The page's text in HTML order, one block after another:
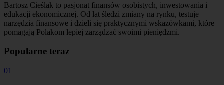
Bartosz Cieślak to pasjonat finansów osobistych, inwestowania i
edukacji ekonomicznej. Od lat śledzi zmiany na rynku, testuje
narzędzia finansowe i dzieli się praktycznymi wskazówkami, które
pomagają Polakom lepiej zarządzać swoimi pieniędzmi.
Popularne teraz
01